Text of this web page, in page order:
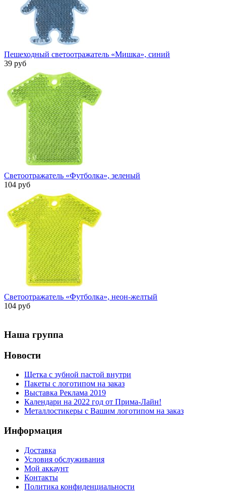
Пешеходный светоотражатель «Мишка», синий
39 руб
Светоотражатель «Футболка», зеленый
104 руб
Светоотражатель «Футболка», неон-желтый
104 руб
Наша группа
Новости
Щетка с зубной пастой внутри
Пакеты с логотипом на заказ
Выставка Реклама 2019
Календари на 2022 год от Прима-Лайн!
Металлостикеры с Вашим логотипом на заказ
Информация
Доставка
Условия обслуживания
Мой аккаунт
Контакты
Политика конфиденциальности